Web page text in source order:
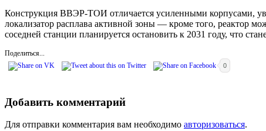
Конструкция ВВЭР-ТОИ отличается усиленными корпусами,
локализатор расплава активной зоны — кроме того, реактор
соседней станции планируется остановить к 2031 году, что
Поделиться...
0
Добавить комментарий
Для отправки комментария вам необходимо авторизоваться.